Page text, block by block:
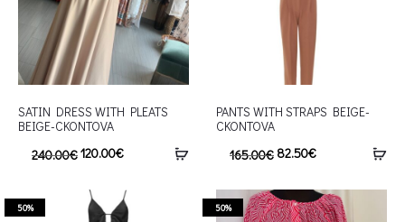
SATIN DRESS WITH PLEATS
BEIGE-CKONTOVA
240.00€120.00€
PANTS WITH STRAPS BEIGE-
CKONTOVA
165.00€ 82.50€
50% 50%